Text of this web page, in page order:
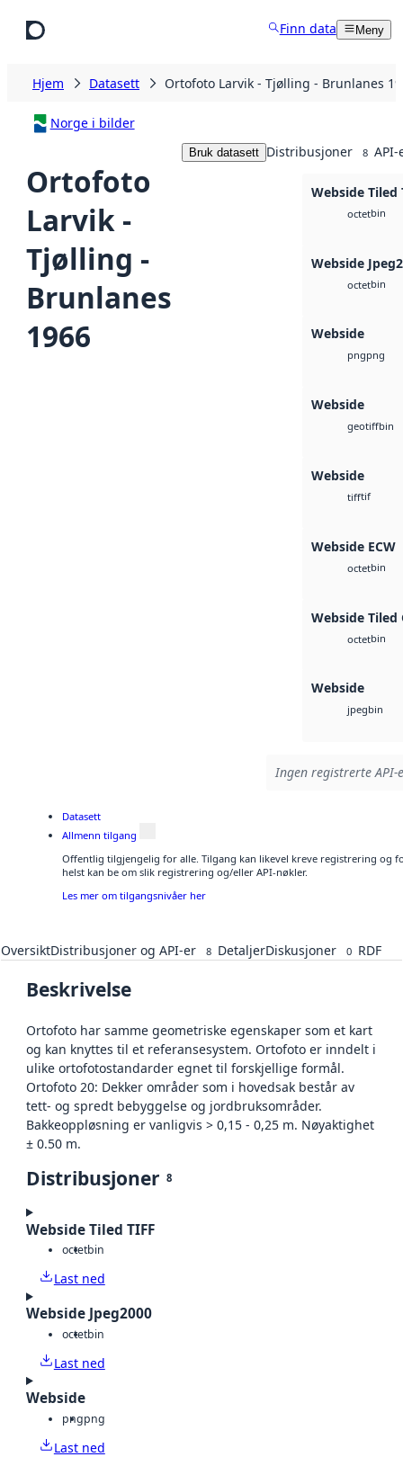
Finn data Meny
Hjem Datasett Ortofoto Larvik - Tjølling - Brunlanes
Norge i bilder
Ortofoto
Larvik -
Tjølling -
Brunlanes
1966
Bruk datasett Distribusjoner 8 API-
Webside Tiled
octetbin
Webside
octetbin
Webside
pngpng
Webside
geotiffbin
Webside
tifftif
Webside ECW
octetbin
Webside Tiled
octetbin
Webside
jpegbin
Ingen registrerte
Datasett
Allmenn tilgang
Offentlig tilgjengelig for alle. Tilgang kan likevel kreve registrering og
helst kan be om slik registrering og/eller API-nøkler.
Les mer om tilgangsnivåer her
OversiktDistribusjoner og API-er 8 DetaljerDiskusjoner 0 RDF
Beskrivelse
Ortofoto har samme geometriske egenskaper som et kart
og kan knyttes til et referansesystem. Ortofoto er inndelt i
ulike ortofotostandarder egnet til forskjellige formål.
Ortofoto 20: Dekker områder som i hovedsak består av
tett- og spredt bebyggelse og jordbruksområder.
Bakkeoppløsning er vanligvis > 0,15 - 0,25 m. Nøyaktighet
± 0.50 m.
Distribusjoner 8
Webside Tiled TIFF
octetbin
Last ned
Webside Jpeg2000
octetbin
Last ned
Webside
pngpng
Last ned